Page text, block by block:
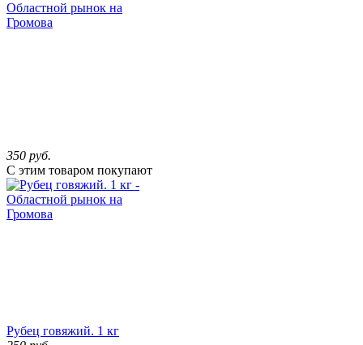
350 руб.
С этим товаром покупают
Рубец говяжий. 1 кг